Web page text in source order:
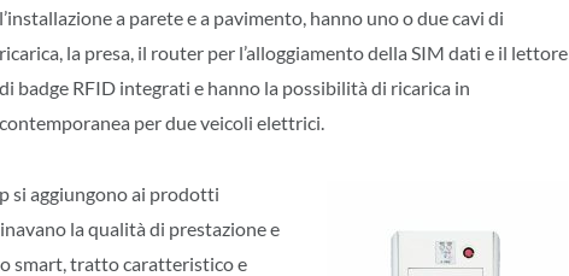
l’installazione a parete e a pavimento, hanno uno o due cavi di
ricarica, la presa, il router per l’alloggiamento della SIM dati e il lettore
di badge RFID integrati e hanno la possibilità di ricarica in
contemporanea per due veicoli elettrici.
si aggiungono ai prodotti
la qualità di prestazione e
smart, tratto caratteristico e